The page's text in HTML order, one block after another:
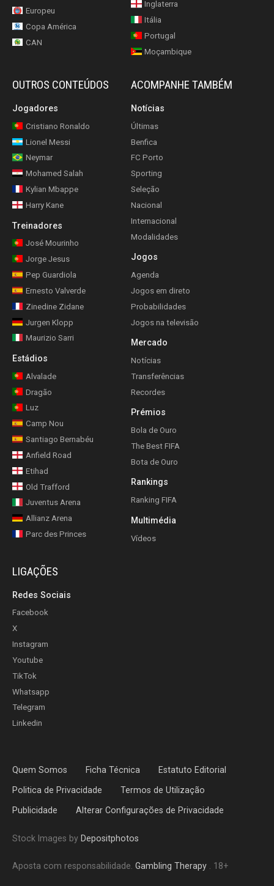
Europeu
Copa América
CAN
Inglaterra
Itália
Portugal
Moçambique
OUTROS CONTEÚDOS
Jogadores
Cristiano Ronaldo
Lionel Messi
Neymar
Mohamed Salah
Kylian Mbappe
Harry Kane
Treinadores
José Mourinho
Jorge Jesus
Pep Guardiola
Ernesto Valverde
Zinedine Zidane
Jurgen Klopp
Maurizio Sarri
Estádios
Alvalade
Dragão
Luz
Camp Nou
Santiago Bernabéu
Anfield Road
Etihad
Old Trafford
Juventus Arena
Allianz Arena
Parc des Princes
ACOMPANHE TAMBÉM
Notícias
Últimas
Benfica
FC Porto
Sporting
Seleção
Nacional
Internacional
Modalidades
Jogos
Agenda
Jogos em direto
Probabilidades
Jogos na televisão
Mercado
Notícias
Transferências
Recordes
Prémios
Bola de Ouro
The Best FIFA
Bota de Ouro
Rankings
Ranking FIFA
Multimédia
Vídeos
LIGAÇÕES
Redes Sociais
Facebook
X
Instagram
Youtube
TikTok
Whatsapp
Telegram
Linkedin
Quem Somos Ficha Técnica Estatuto Editorial
Politica de Privacidade Termos de Utilização
Publicidade Alterar Configurações de Privacidade
Stock Images by Depositphotos
Aposta com responsabilidade. Gambling Therapy. 18+